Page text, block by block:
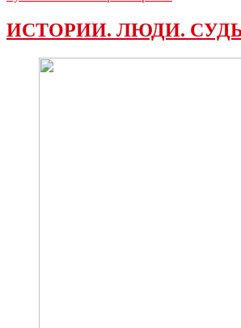
ИСТОРИИ. ЛЮДИ.